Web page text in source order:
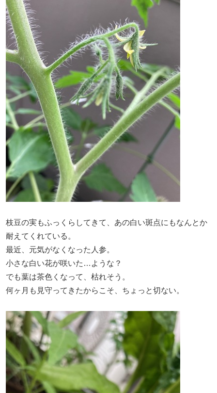
枝豆の実もふっくらしてきて、あの白い斑点にもなんとか
耐えてくれている。
最近、元気がなくなった人参。
小さな白い花が咲いた…ような？
でも葉は茶色くなって、枯れそう。
何ヶ月も見守ってきたからこそ、ちょっと切ない。